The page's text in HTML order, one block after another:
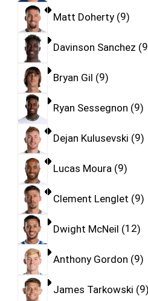
Matt Doherty 9
Davinson Sanchez 9
Bryan Gil 9
Ryan Sessegnon 9
Dejan Kulusevski 9
Lucas Moura 9
Clement Lenglet 9
Dwight McNeil 12
Anthony Gordon 9
James Tarkowski 9